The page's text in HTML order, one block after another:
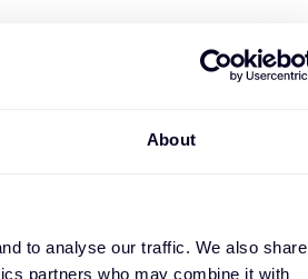
About
to analyse our traffic. We also share
partners who may combine it with